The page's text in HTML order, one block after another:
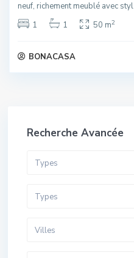
neuf, richement meublé avec styl
1
1 50 m2
BONACASA
Recherche Avancée
Types
Types
Villes